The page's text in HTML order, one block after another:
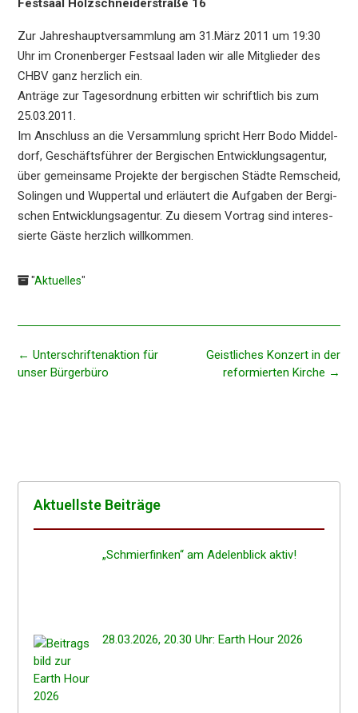
Zur Jahres­haupt­ver­samm­lung am 31.März 2011 um 19:30
Uhr im Cronen­ber­ger Festsaal laden wir alle Mitglie­der des
CHBV ganz herzlich ein.
Anträ­ge zur Tages­ord­nung erbit­ten wir schrift­lich bis zum
25.03.2011.
Im Anschluss an die Versamm­lung spricht Herr Bodo Middel­
dorf, Geschäfts­füh­rer der Bergi­schen Entwick­lungs­agen­tur,
über gemein­sa­me Projek­te der bergi­schen Städte Remscheid,
Solin­gen und Wupper­tal und erläu­tert die Aufga­ben der Bergi­
schen Entwick­lungs­agen­tur. Zu diesem Vortrag sind inter­es­
sier­te Gäste herzlich willkommen.
"Aktuelles"
Beitragsnavigation
Geist­li­ches Konzert in der
refor­mier­ten Kirche →
← Unter­schrif­ten­ak­ti­on für
unser Bürgerbüro
Aktuells­te Beiträge
„Schmier­fin­ken“ am Adelen­blick aktiv!
28.03.2026, 20.30 Uhr: Earth Hour 2026